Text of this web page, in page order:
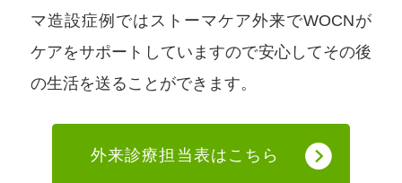
マ造設症例ではストーマケア外来でWOCNが
ケアをサポートしていますので安心してその後
の生活を送ることができます。
外来診療担当表はこちら